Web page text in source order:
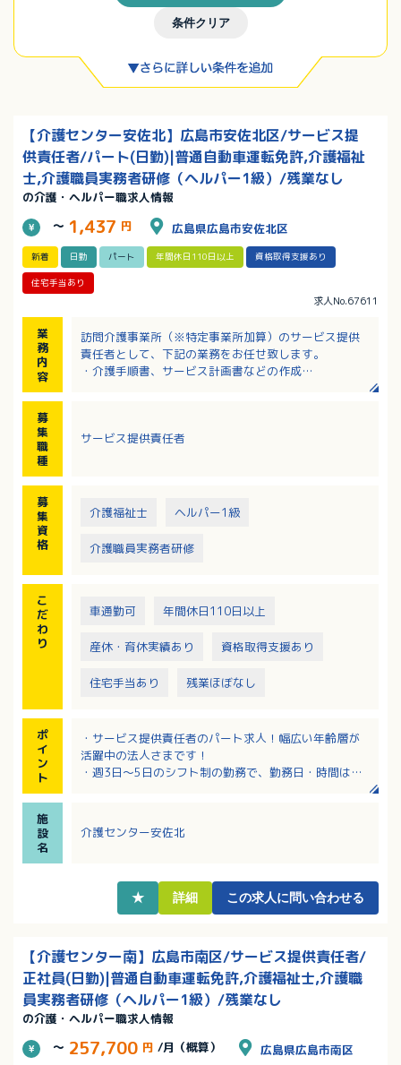
条件クリア
【介護センター安佐北】広島市安佐北区/サービス提
供責任者/パート(日勤)|普通自動車運転免許,介護福祉
士,介護職員実務者研修（ヘルパー1級）/残業なし
の介護・ヘルパー職求人情報
～ 1,437 円 広島県広島市安佐北区
新着 日勤 パート 年間休日110日以上 資格取得支援あり
住宅手当あり
求人No.67611
業
務
内
容
訪問介護事業所（※特定事業所加算）のサービス提供
責任者として、下記の業務をお任せ致します。
・介護手順書、サービス計画書などの作成
・スタッフの行動管理、統括
募
集
職
種
サービス提供責任者
募
集
資
格
介護福祉士 ヘルパー1級
介護職員実務者研修
こ
だ
わ
り
車通勤可 年間休日110日以上
産休・育休実績あり 資格取得支援あり
住宅手当あり 残業ほぼなし
ポ
イ
ン
ト
・サービス提供責任者のパート求人！幅広い年齢層が
活躍中の法人さまです！
・週3日～5日のシフト制の勤務で、勤務日・時間は応
む）
・サンキ・ウエルビィならでは福利厚生が魅力！正社
施
設
名
介護センター安佐北
★ 詳細 この求人に問い合わせる
【介護センター南】広島市南区/サービス提供責任者/
正社員(日勤)|普通自動車運転免許,介護福祉士,介護職
員実務者研修（ヘルパー1級）/残業なし
の介護・ヘルパー職求人情報
～ 257,700 円 /月（概算） 広島県広島市南区